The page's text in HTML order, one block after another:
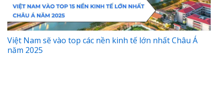
Việt Nam sẽ vào top các nền kinh tế lớn nhất Châu Á
năm 2025